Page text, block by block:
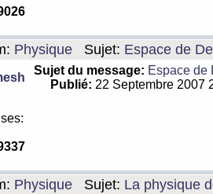
Physique Sujet: Espace de
Sujet du message: Espace de
Publié: 22 Septembre 2007
Physique Sujet: La physique